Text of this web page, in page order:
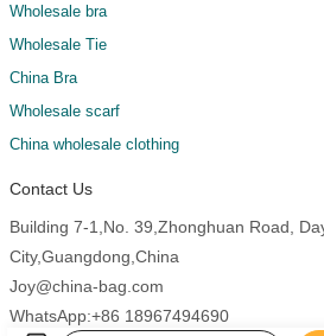
Wholesale bra
Wholesale Tie
China Bra
Wholesale scarf
China wholesale clothing
Contact Us
Building 7-1,No. 39,Zhonghuan Road,
City,Guangdong,China
Joy@china-bag.com
WhatsApp:+86 18967494690